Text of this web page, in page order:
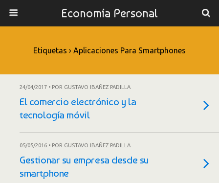
Economía Personal
Etiquetas › Aplicaciones Para Smartphones
24/04/2017 • POR GUSTAVO IBAÑEZ PADILLA
El comercio electrónico y la
tecnología móvil
05/05/2016 • POR GUSTAVO IBAÑEZ PADILLA
Gestionar su empresa desde su
smartphone